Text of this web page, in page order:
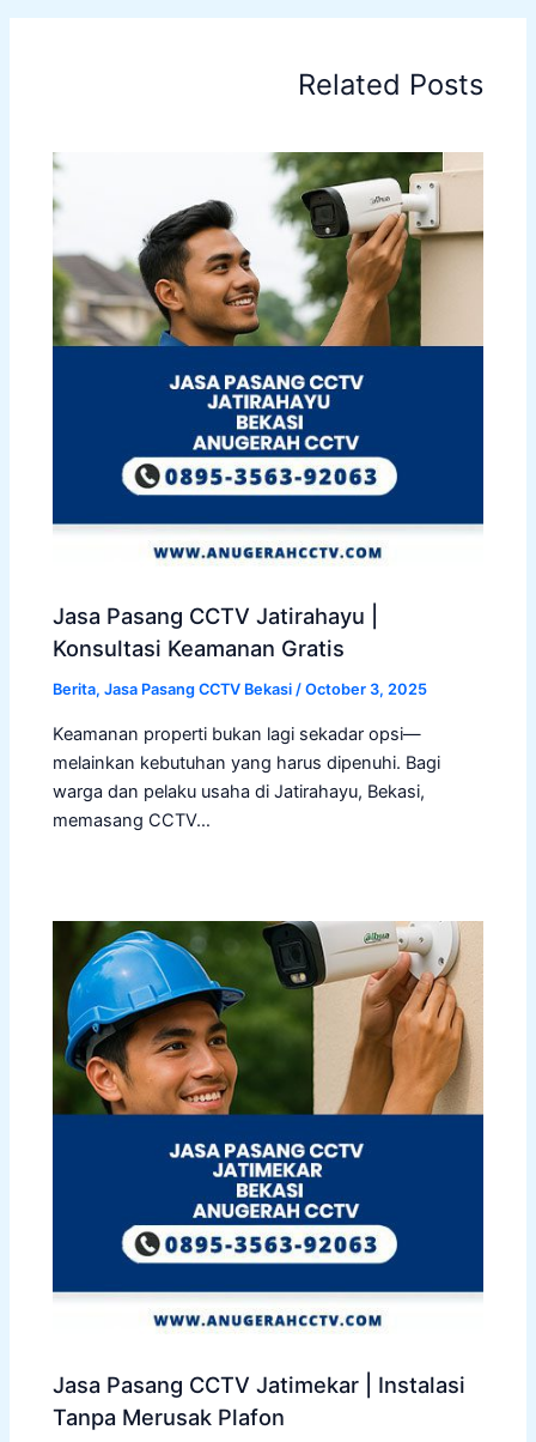
Related Posts
Jasa Pasang CCTV Jatirahayu |
Konsultasi Keamanan Gratis
Berita,Jasa Pasang CCTV Bekasi /October 3, 2025
Keamanan properti bukan lagi sekadar opsi—
melainkan kebutuhan yang harus dipenuhi. Bagi
warga dan pelaku usaha di Jatirahayu, Bekasi,
memasang CCTV…
Jasa Pasang CCTV Jatimekar | Instalasi
Tanpa Merusak Plafon